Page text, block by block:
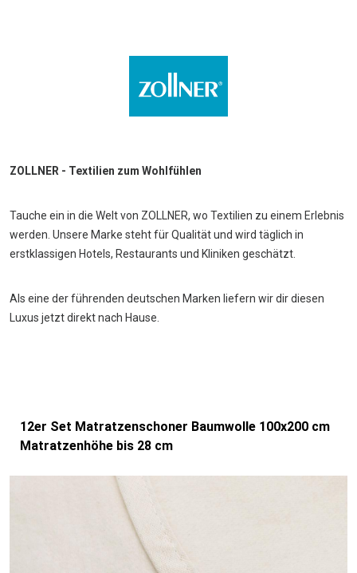
ZOLLNER - Textilien zum Wohlfühlen
Tauche ein in die Welt von ZOLLNER, wo Textilien zu einem Erlebnis
werden. Unsere Marke steht für Qualität und wird täglich in
erstklassigen Hotels, Restaurants und Kliniken geschätzt.
Als eine der führenden deutschen Marken liefern wir dir diesen
Luxus jetzt direkt nach Hause.
12er Set Matratzenschoner Baumwolle 100x200 cm
Matratzenhöhe bis 28 cm